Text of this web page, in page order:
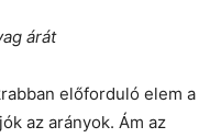
árát
előforduló elem a
az arányok. Ám az